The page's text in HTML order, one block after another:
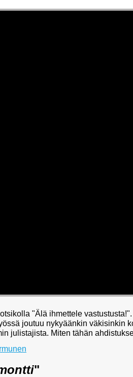
"Älä ihmettele
joutuu nykyäänkin väkisinkin
julistajista. Miten tähän
"